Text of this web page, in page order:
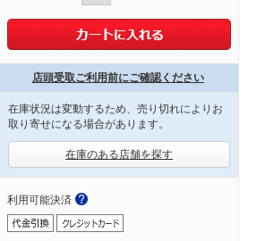
店頭受取ご利用前にご確認ください
在庫状況は変動するため、売り切れによりお
取り寄せになる場合があります。
在庫のある店舗を探す
利用可能決済